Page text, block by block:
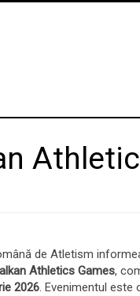
de Atletism
Athletics Games,
2026. Evenimentul este